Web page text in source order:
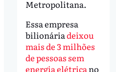
Metropolitana.
Essa empresa
bilionáriadeixou
mais de 3 milhões
de pessoas sem
energia elétricano